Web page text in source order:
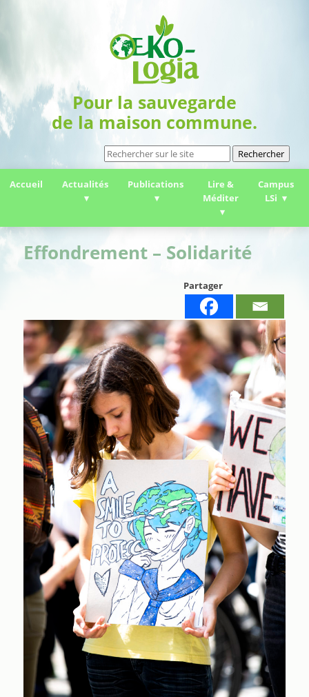
Pour la sauvegarde
de la maison commune.
Rechercher
Accueil Actualités Publications
Lire &
Méditer
Campus
LSi
Effondrement – Solidarité
Partager